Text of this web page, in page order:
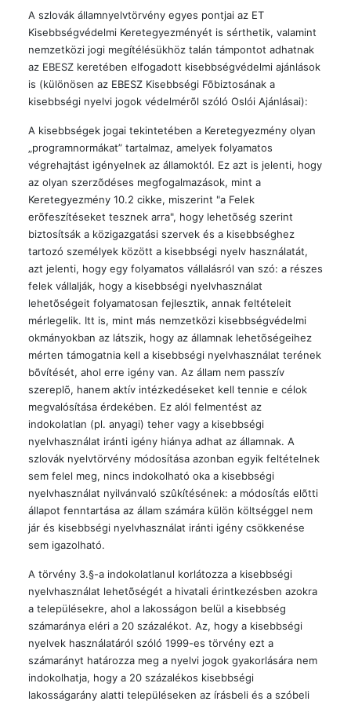
A szlovák államnyelvtörvény egyes pontjai az ET
Kisebbségvédelmi Keretegyezményét is sérthetik, valamint
nemzetközi jogi megítélésükhöz talán támpontot adhatnak
az EBESZ keretében elfogadott kisebbségvédelmi ajánlások
is (különösen az EBESZ Kisebbségi Fõbiztosának a
kisebbségi nyelvi jogok védelmérõl szóló Oslói Ajánlásai):
A kisebbségek jogai tekintetében a Keretegyezmény olyan
„programnormákat” tartalmaz, amelyek folyamatos
végrehajtást igényelnek az államoktól. Ez azt is jelenti, hogy
az olyan szerzõdéses megfogalmazások, mint a
Keretegyezmény 10.2 cikke, miszerint "a Felek
erõfeszítéseket tesznek arra", hogy lehetõség szerint
biztosítsák a közigazgatási szervek és a kisebbséghez
tartozó személyek között a kisebbségi nyelv használatát,
azt jelenti, hogy egy folyamatos vállalásról van szó: a részes
felek vállalják, hogy a kisebbségi nyelvhasználat
lehetõségeit folyamatosan fejlesztik, annak feltételeit
mérlegelik. Itt is, mint más nemzetközi kisebbségvédelmi
okmányokban az látszik, hogy az államnak lehetõségeihez
mérten támogatnia kell a kisebbségi nyelvhasználat terének
bõvítését, ahol erre igény van. Az állam nem passzív
szereplõ, hanem aktív intézkedéseket kell tennie e célok
megvalósítása érdekében. Ez alól felmentést az
indokolatlan (pl. anyagi) teher vagy a kisebbségi
nyelvhasználat iránti igény hiánya adhat az államnak. A
szlovák nyelvtörvény módosítása azonban egyik feltételnek
sem felel meg, nincs indokolható oka a kisebbségi
nyelvhasználat nyilvánvaló szûkítésének: a módosítás elõtti
állapot fenntartása az állam számára külön költséggel nem
jár és kisebbségi nyelvhasználat iránti igény csökkenése
sem igazolható.
A törvény 3.§-a indokolatlanul korlátozza a kisebbségi
nyelvhasználat lehetõségét a hivatali érintkezésben azokra
a településekre, ahol a lakosságon belül a kisebbség
számaránya eléri a 20 százalékot. Az, hogy a kisebbségi
nyelvek használatáról szóló 1999-es törvény ezt a
számarányt határozza meg a nyelvi jogok gyakorlására nem
indokolhatja, hogy a 20 százalékos kisebbségi
lakosságarány alatti településeken az írásbeli és a szóbeli